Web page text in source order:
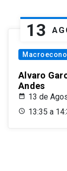
13
Alvaro
Andes
13 de
13:35 a